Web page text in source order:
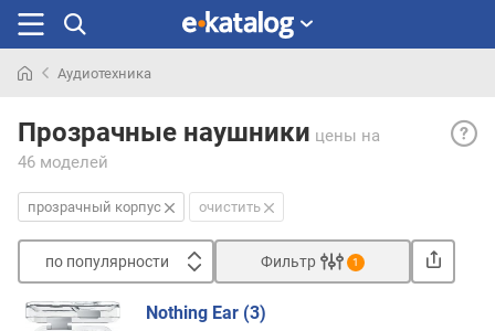
раньше
Аудиотехника
Прозрачные наушники цены на
46 моделей
прозрачный корпус очистить
по популярности Фильтр 1
Nothing Ear (3)